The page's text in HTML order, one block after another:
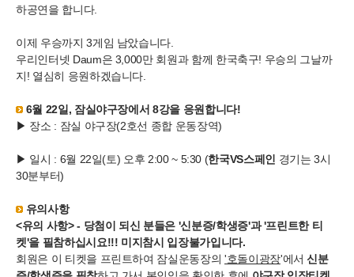
하공연을 합니다.
이제 우승까지 3게임 남았습니다.
우리인터넷 Daum은 3,000만 회원과 함께 한국축구! 우승의 그날까
지! 열심히 응원하겠습니다.
6월 22일, 잠실야구장에서 8강을 응원합니다!
▶ 장소 : 잠실 야구장(2호선 종합 운동장역)
▶ 일시 : 6월 22일(토) 오후 2:00 ~ 5:30 (한국VS스페인
경기는 3시
30분부터)
유의사항
<유의 사항> - 당첨이 되신 분들은 '신분증/학생증'과'프린트한 티
켓'을 필참하십시요!!! 미지참시 입장불가입니다.
회원은 이 티켓을 프린트하여 잠실운동장의 '호돌이광장'에서신분